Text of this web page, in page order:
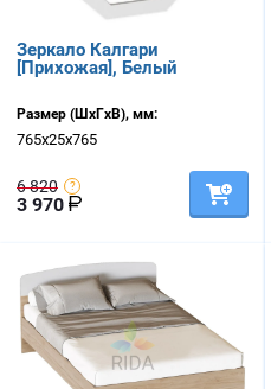
Зеркало Калгари
[Прихожая], Белый
Размер (ШхГхВ), мм:
765х25х765
6 820
3 970